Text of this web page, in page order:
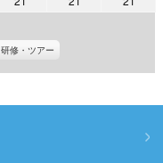
8
月
13
14
15
研修・ツアー